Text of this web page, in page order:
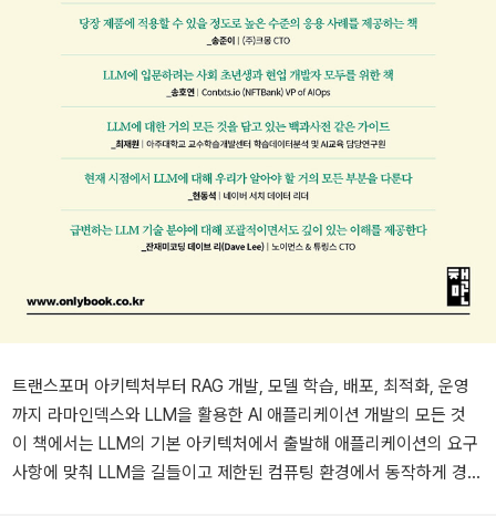
트랜스포머 아키텍처부터 RAG 개발, 모델 학습, 배포, 최적화, 운영
까지 라마인덱스와 LLM을 활용한 AI 애플리케이션 개발의 모든 것
이 책에서는 LLM의 기본 아키텍처에서 출발해 애플리케이션의 요구
사항에 맞춰 LLM을 길들이고 제한된 컴퓨팅 환경에서 동작하게 경량